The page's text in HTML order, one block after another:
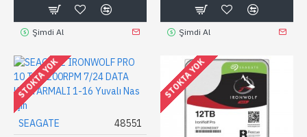
Şimdi Al Şimdi Al
STOKTA YOK
SEAGATE 48551
STOKTA YOK